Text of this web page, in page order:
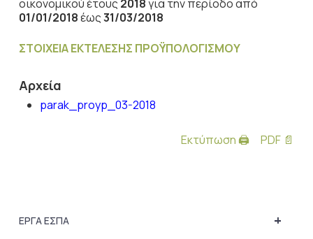
οικονομικού έτους 2018για την περίοδο από
01/01/2018έως31/03/2018
ΣΤΟΙΧΕΙΑ ΕΚΤΕΛΕΣΗΣ ΠΡΟΫΠΟΛΟΓΙΣΜΟΥ
Αρχεία
parak_proyp_03-2018
Εκτύπωση 🖨 PDF 📄
+
ΕΡΓΑ ΕΣΠΑ